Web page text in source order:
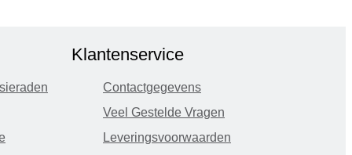
Klantenservice
Contactgegevens
Veel Gestelde Vragen
Leveringsvoorwaarden